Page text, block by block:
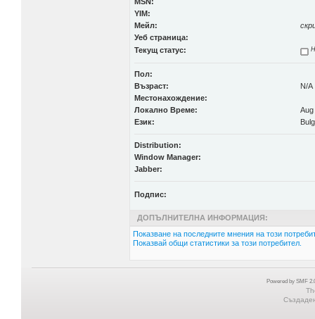
YIM:
Мейл:
Уеб страница:
Текущ статус:
Пол:
Възраст:
N/A
Местонахождение:
Локално Време:
Aug
Език:
Distribution:
Window Manager:
Jabber:
Подпис:
ДОПЪЛНИТЕЛНА ИНФОРМАЦИЯ:
Показване на последните мнения на този
Показвай общи статистики за този потребител.
Powered by SMF